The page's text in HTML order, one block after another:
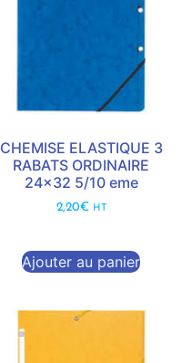
CHEMISE ELASTIQUE 3
RABATS ORDINAIRE
24×32 5/10 eme
2,20€ HT
Ajouter au panier